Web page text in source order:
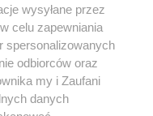
Youtube
wysyłane przez
celu zapewniania
spersonalizowanych
odbiorców oraz
my i Zaufani
danych